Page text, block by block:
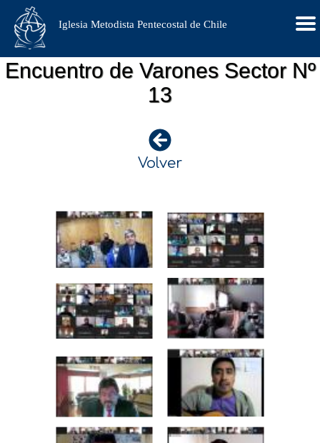
Iglesia Metodista Pentecostal de Chile
Encuentro de Varones Sector Nº
13
Volver